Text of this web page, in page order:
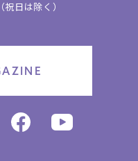
日は除く）